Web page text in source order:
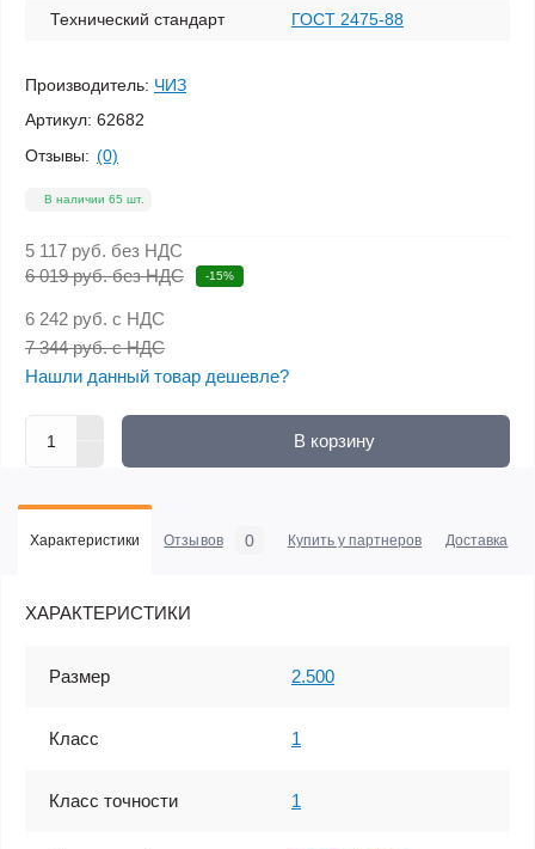
Технический стандарт ГОСТ 2475-88
Производитель: ЧИЗ
Артикул: 62682
Отзывы: (0)
В наличии 65 шт.
5 117 руб. без НДС
6 019 руб. без НДС
-15%
6 242 руб. с НДС
7 344 руб. с НДС
Нашли данный товар дешевле?
В корзину
Характеристики Отзывов 0 Купить у партнеров Доставка
ХАРАКТЕРИСТИКИ
Размер 2.500
Класс 1
Класс точности 1